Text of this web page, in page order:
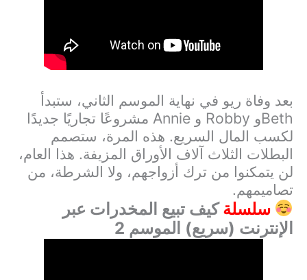
بعد وفاة ريو في نهاية الموسم الثاني، ستبدأ
BethوRobbyوAnnieمشروعًا تجاريًا جديدًا
لكسب المال السريع. هذه المرة، ستصمم
البطلات الثلاث آلاف الأوراق المزيفة. هذا العام،
لن يتمكنوا من ترك أزواجهم، ولا الشرطة، من
تصاميمهم.
سلسلة كيف تبيع المخدرات عبر
الإنترنت (سريع) الموسم 2